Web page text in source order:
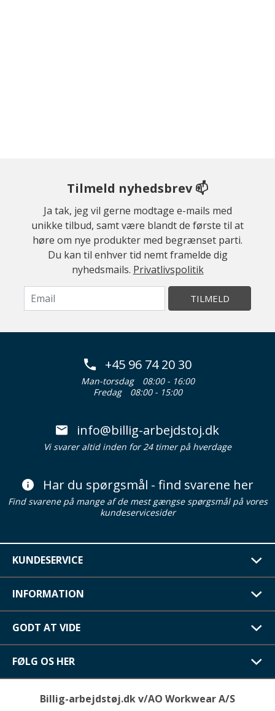
Tilmeld nyhedsbrev 📫
Ja tak, jeg vil gerne modtage e-mails med
unikke tilbud, samt være blandt de første til at
høre om nye produkter med begrænset parti.
Du kan til enhver tid nemt framelde dig
nyhedsmails. Privatlivspolitik
TILMELD
+45 96 74 20 30
Man-torsdag
08:00 - 16:00
Fredag
08:00 - 15:00
info@billig-arbejdstoj.dk
Vi svarer altid inden for 24 timer på hverdage
Har du spørgsmål - find svarene her
Find svarene på mange af de mest gængse spørgsmål på vores
kundeservicesider
KUNDESERVICE
INFORMATION
GODT AT VIDE
FØLG OS HER
Billig-arbejdstøj.dk v/AO Workwear A/S